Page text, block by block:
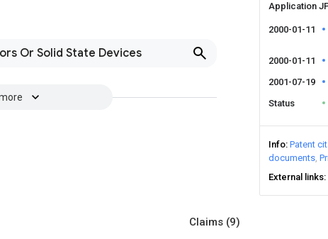
Or Solid State Devices
Application
2000-01-11
2000-01-11
2001-07-19
Status
Info Patent
documents
External links
Claims (9)